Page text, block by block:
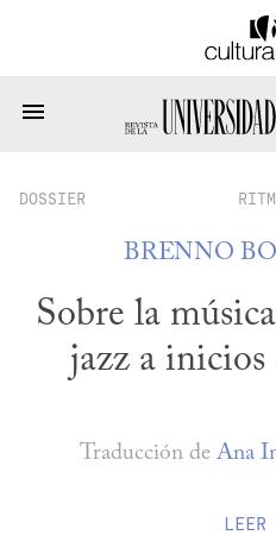
DOSSIER
BRENNO
Sobre la
jazz a
Traducción de Ana
LEER